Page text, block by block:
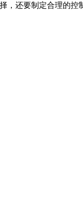
还要制定合理的控